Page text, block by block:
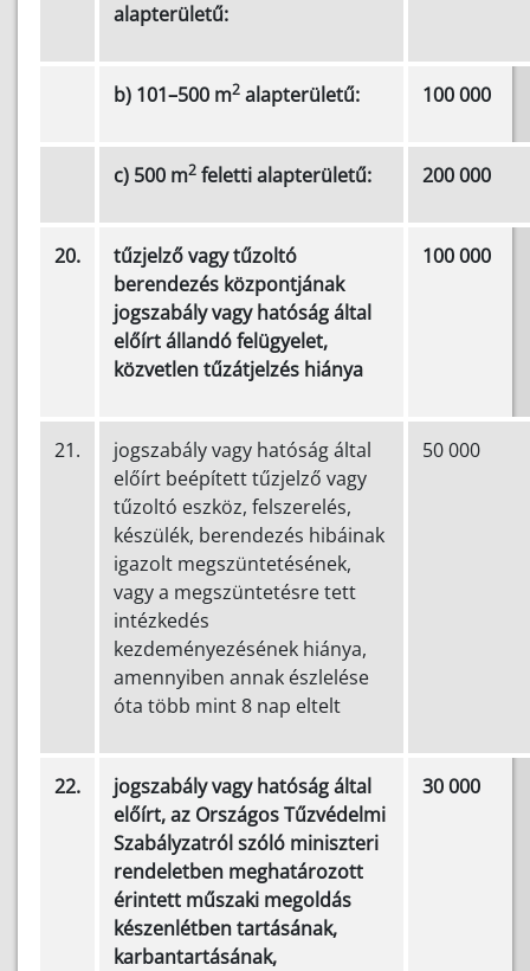
alapterületű:
b) 101–500 m2 alapterületű: 100 000
c) 500 m2 feletti alapterületű: 200 000
20.
tűzjelző vagy tűzoltó
berendezés központjának
jogszabály vagy hatóság által
előírt állandó felügyelet,
közvetlen tűzátjelzés hiánya
100 000
21.
jogszabály vagy hatóság által
előírt beépített tűzjelző vagy
tűzoltó eszköz, felszerelés,
készülék, berendezés hibáinak
igazolt megszüntetésének,
vagy a megszüntetésre tett
intézkedés
kezdeményezésének hiánya,
amennyiben annak észlelése
óta több mint 8 nap eltelt
50 000
22.
jogszabály vagy hatóság által
előírt, az Országos Tűzvédelmi
Szabályzatról szóló miniszteri
rendeletben meghatározott
érintett műszaki megoldás
készenlétben tartásának,
karbantartásának,
30 000